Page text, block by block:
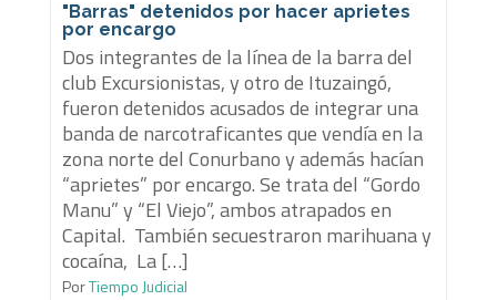
"Barras" detenidos por hacer aprietes
por encargo
Dos integrantes de la línea de la barra del
club Excursionistas, y otro de Ituzaingó,
fueron detenidos acusados de integrar una
banda de narcotraficantes que vendía en la
zona norte del Conurbano y además hacían
“aprietes” por encargo. Se trata del “Gordo
Manu” y “El Viejo”, ambos atrapados en
Capital. También secuestraron marihuana y
cocaína, La […]
PorTiempo Judicial